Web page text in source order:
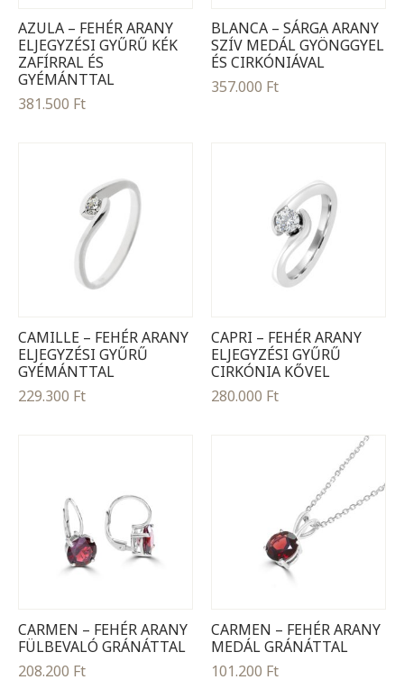
AZULA – FEHÉR ARANY
ELJEGYZÉSI GYŰRŰ KÉK
ZAFÍRRAL ÉS
GYÉMÁNTTAL
381.500 Ft
BLANCA – SÁRGA ARANY
SZÍV MEDÁL GYÖNGGYEL
ÉS CIRKÓNIÁVAL
357.000 Ft
CAMILLE – FEHÉR ARANY
ELJEGYZÉSI GYŰRŰ
GYÉMÁNTTAL
229.300 Ft
CAPRI – FEHÉR ARANY
ELJEGYZÉSI GYŰRŰ
CIRKÓNIA KŐVEL
280.000 Ft
CARMEN – FEHÉR ARANY
FÜLBEVALÓ GRÁNÁTTAL
208.200 Ft
CARMEN – FEHÉR ARANY
MEDÁL GRÁNÁTTAL
101.200 Ft